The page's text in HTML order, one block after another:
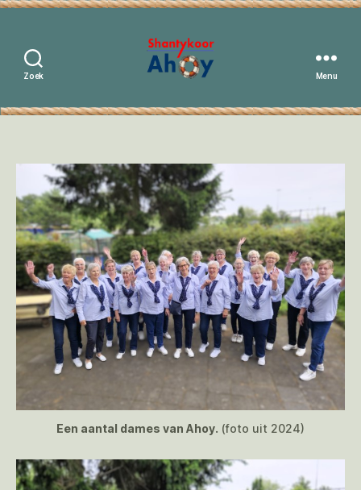
Zoek
Ahoy
Menu
Een aantal dames van Ahoy. (foto uit 2024)